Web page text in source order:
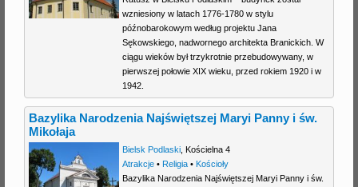
wzniesiony w latach 1776-1780 w stylu
późnobarokowym według projektu Jana
Sękowskiego, nadwornego architekta Branickich. W
ciągu wieków był trzykrotnie przebudowywany, w
pierwszej połowie XIX wieku, przed rokiem 1920 i w
1942.
Bazylika Narodzenia Najświętszej Maryi Panny i św.
Mikołaja
Bielsk Podlaski, Kościelna 4
Atrakcje• Religia• Kościoły
Bazylika Narodzenia Najświętszej Maryi Panny i św.